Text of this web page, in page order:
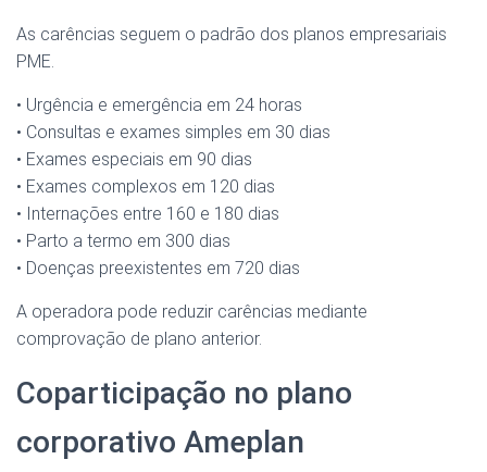
As carências seguem o padrão dos planos empresariais
PME.
• Urgência e emergência em 24 horas
• Consultas e exames simples em 30 dias
• Exames especiais em 90 dias
• Exames complexos em 120 dias
• Internações entre 160 e 180 dias
• Parto a termo em 300 dias
• Doenças preexistentes em 720 dias
A operadora pode reduzir carências mediante
comprovação de plano anterior.
Coparticipação no plano
corporativo Ameplan